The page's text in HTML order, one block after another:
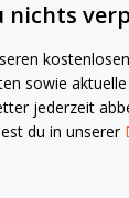
sowie
jederzeit
du in unserer